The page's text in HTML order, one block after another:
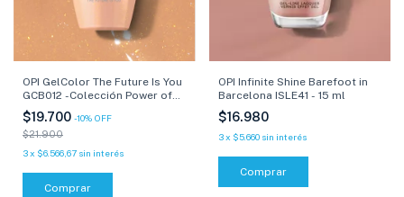
OPI GelColor The Future Is You
GCB012 -Colección Power of
Hue- 15 ml
$19.700 -10% OFF
$21.900
3x $6.566,67 sin interés
Comprar
OPI Infinite Shine Barefoot in
Barcelona ISLE41 - 15 ml
$16.980
3 x $5.660 sin interés
Comprar